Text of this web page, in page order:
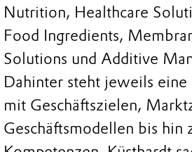
Nutrition, Healthcare
Food Ingredients,
Solutions und Additive
Dahinter steht jeweils eine
mit Geschäftszielen,
Geschäftsmodellen bis hin